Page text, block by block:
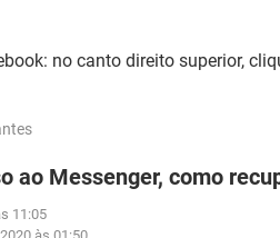
no canto direito superior,
ao Messenger, como
11:05